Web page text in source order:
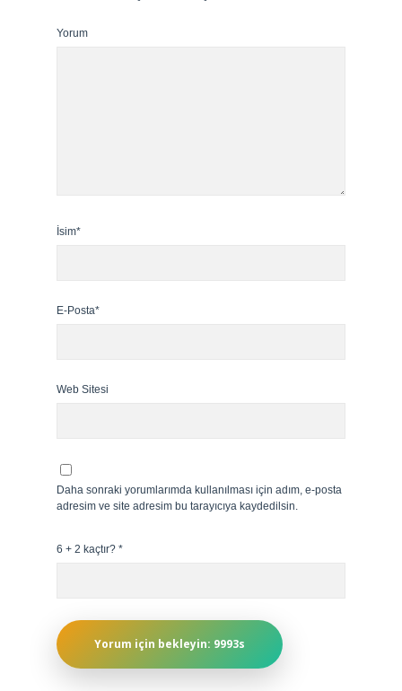
Yorum
İsim*
E-Posta*
Web Sitesi
Daha sonraki yorumlarımda kullanılması için adım, e-posta
adresim ve site adresim bu tarayıcıya kaydedilsin.
6 + 2 kaçtır? *